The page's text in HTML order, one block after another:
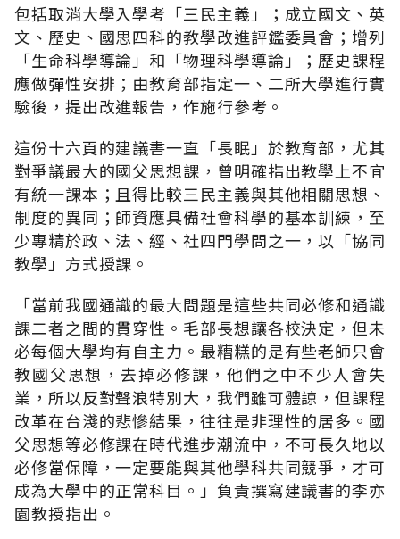
包括取消大學入學考「三民主義」；成立國文、英
文、歷史、國思四科的教學改進評鑑委員會；增列
「生命科學導論」和「物理科學導論」；歷史課程
應做彈性安排；由教育部指定一、二所大學進行實
驗後，提出改進報告，作施行參考。
這份十六頁的建議書一直「長眠」於教育部，尤其
對爭議最大的國父思想課，曾明確指出教學上不宜
有統一課本；且得比較三民主義與其他相關思想、
制度的異同；師資應具備社會科學的基本訓練，至
少專精於政、法、經、社四門學問之一，以「協同
教學」方式授課。
「當前我國通識的最大問題是這些共同必修和通識
課二者之間的貫穿性。毛部長想讓各校決定，但未
必每個大學均有自主力。最糟糕的是有些老師只會
教國父思想，去掉必修課，他們之中不少人會失
業，所以反對聲浪特別大，我們雖可體諒，但課程
改革在台淺的悲慘結果，往往是非理性的居多。國
父思想等必修課在時代進步潮流中，不可長久地以
必修當保障，一定要能與其他學科共同競爭，才可
成為大學中的正常科目。」負責撰寫建議書的李亦
園教授指出。